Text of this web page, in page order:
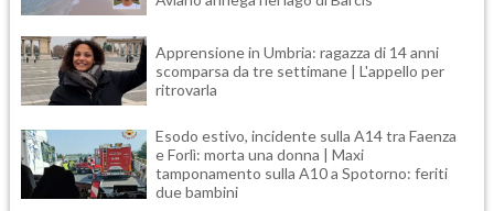
Apprensione in Umbria: ragazza di 14 anni
scomparsa da tre settimane | L'appello per
ritrovarla
Esodo estivo, incidente sulla A14 tra Faenza
e Forlì: morta una donna | Maxi
tamponamento sulla A10 a Spotorno: feriti
due bambini